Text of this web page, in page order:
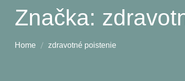
Značka:
Home zdravotné poistenie